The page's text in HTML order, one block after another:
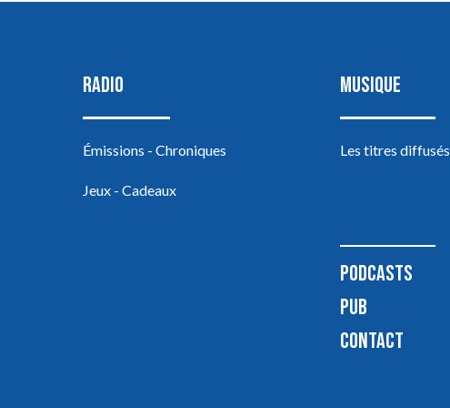
RADIO
Émissions - Chroniques
Jeux - Cadeaux
MUSIQUE
Les titres diffusés
PODCASTS
PUB
CONTACT